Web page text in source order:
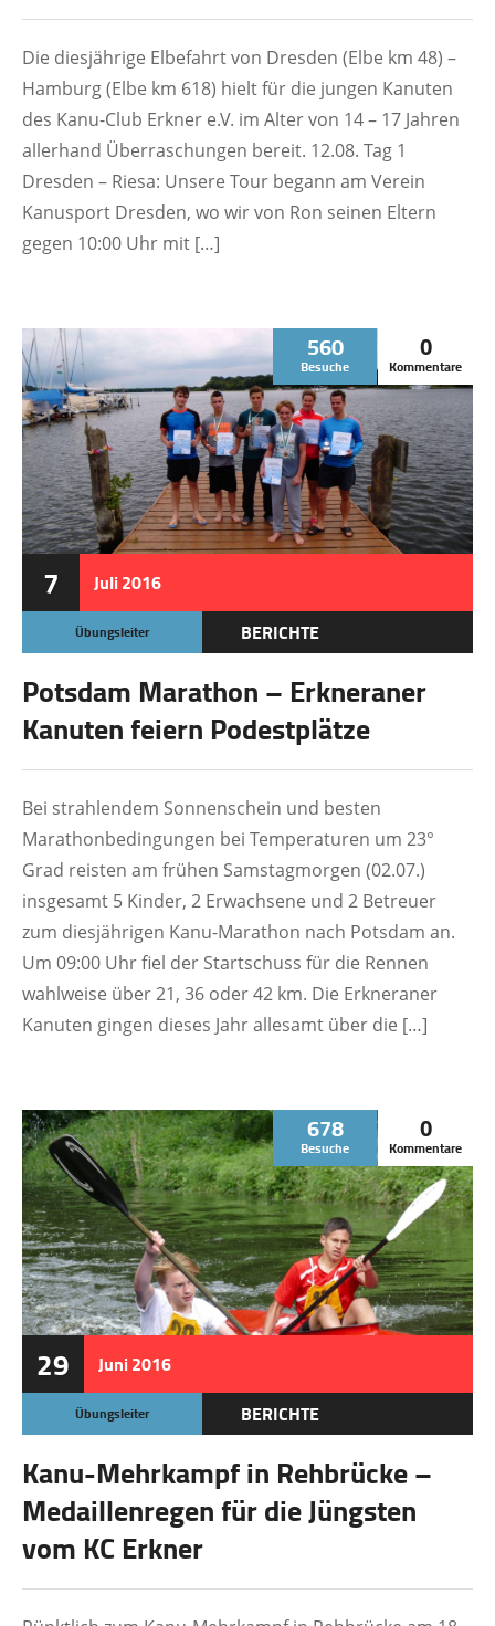
Die diesjährige Elbefahrt von Dresden (Elbe km 48) –
Hamburg (Elbe km 618) hielt für die jungen Kanuten
des Kanu-Club Erkner e.V. im Alter von 14 – 17 Jahren
allerhand Überraschungen bereit. 12.08. Tag 1
Dresden – Riesa: Unsere Tour begann am Verein
Kanusport Dresden, wo wir von Ron seinen Eltern
gegen 10:00 Uhr mit […]
7 Juli2016
560
Besuche
0
Kommentare
Übungsleiter BERICHTE
Potsdam Marathon – Erkneraner
Kanuten feiern Podestplätze
Bei strahlendem Sonnenschein und besten
Marathonbedingungen bei Temperaturen um 23°
Grad reisten am frühen Samstagmorgen (02.07.)
insgesamt 5 Kinder, 2 Erwachsene und 2 Betreuer
zum diesjährigen Kanu-Marathon nach Potsdam an.
Um 09:00 Uhr fiel der Startschuss für die Rennen
wahlweise über 21, 36 oder 42 km. Die Erkneraner
Kanuten gingen dieses Jahr allesamt über die […]
29 Juni2016
678
Besuche
0
Kommentare
Übungsleiter BERICHTE
Kanu-Mehrkampf in Rehbrücke –
Medaillenregen für die Jüngsten
vom KC Erkner